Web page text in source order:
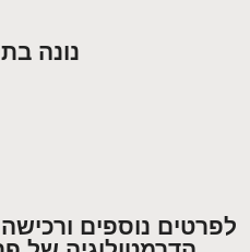
נונה
לפרטים נוספים